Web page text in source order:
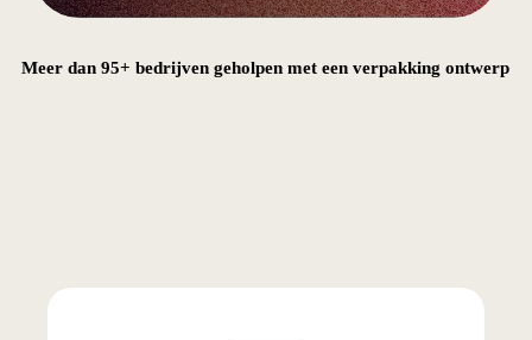
Meer dan 95+ bedrijven geholpen met een verpakking ontwerp